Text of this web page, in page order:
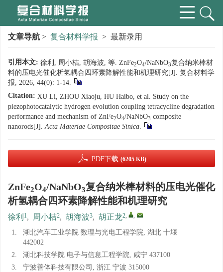
文章导航 > 复合材料学报 > 最新录用
引用本文: 徐利, 周小桔, 胡海波, 等. ZnFe2O4/NaNbO3复合纳米棒材
料的压电光催化析氢耦合四环素降解性能和机理研究[J]. 复合材料学
报, 2026, 44(0): 1-14.
Citation: XU Li, ZHOU Xiaoju, HU Haibo, et al. Study on the
piezophotocatalytic hydrogen evolution coupling tetracycline degradation
performance and mechanism of ZnFe2O4/NaNbO3 composite
nanorods[J].Acta Materiae Compositae Sinica.
PDF下载 (6205 KB)
ZnFe2O4/NaNbO3复合纳米棒材料的压电光催化
析氢耦合四环素降解性能和机理研究
徐利 1, 周小桔2, 胡海波3, 胡正龙2, ,
1.
湖北汽车工业学院 数理与光电工程学院, 湖北 十堰
442002
2.
湖北科技学院 电子与信息工程学院, 咸宁 437100
3.
宁波善体科技有限公司, 浙江 宁波 315000